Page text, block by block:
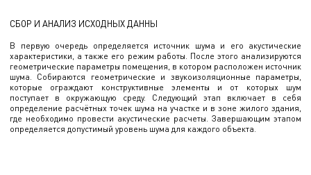
СБОР И АНАЛИЗ ИСХОДНЫХ ДАННЫ
В первую очередь определяется источник шума и его акустические
характеристики, а также его режим работы. После этого анализируются
геометрические параметры помещения, в котором расположен источник
шума. Собираются геометрические и звукоизоляционные параметры,
которые ограждают конструктивные элементы и от которых шум
поступает в окружающую среду. Следующий этап включает в себя
определение расчётных точек шума на участке и в зоне жилого здания,
где необходимо провести акустические расчеты. Завершающим этапом
определяется допустимый уровень шума для каждого объекта.